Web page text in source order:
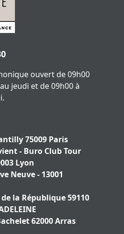
ouvert de 09h00
jeudi et de 09h00 à
75009 Paris
- Buro Club Tour
Lyon
Neuve - 13001
la République 59110
62000 Arras